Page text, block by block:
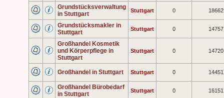
Grundstücksverwaltung
in Stuttgart
Stuttgart 0 18662
Grundstücksmakler in
Stuttgart
Stuttgart 0 14757
Großhandel Kosmetik
und Körperpflege in
Stuttgart
Stuttgart 0 14720
Großhandel in Stuttgart Stuttgart 0 14451
Großhandel Bürobedarf
in Stuttgart
Stuttgart 0 16151